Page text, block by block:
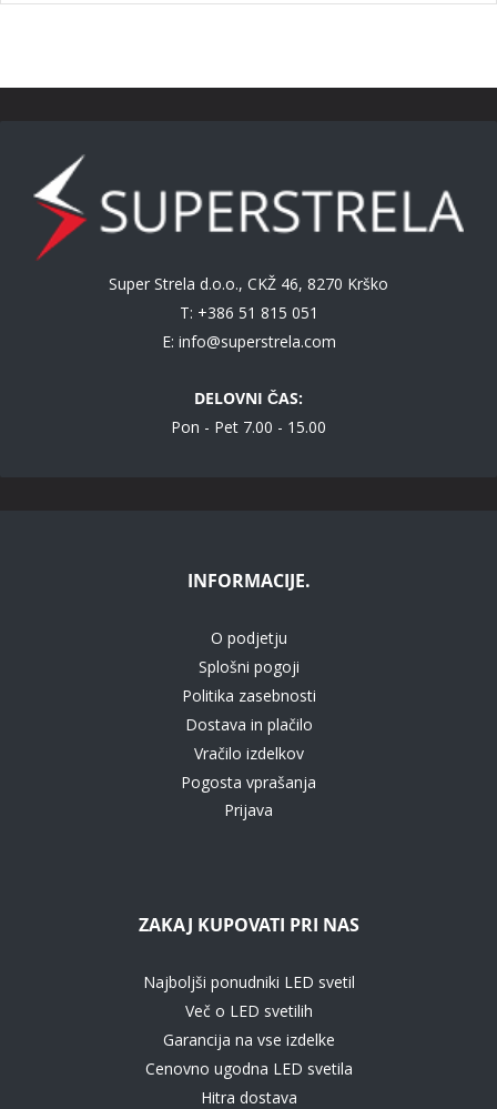
Super Strela d.o.o., CKŽ 46, 8270 Krško
T: +386 51 815 051
E: info@superstrela.com
DELOVNI ČAS:
Pon - Pet 7.00 - 15.00
INFORMACIJE.
O podjetju
Splošni pogoji
Politika zasebnosti
Dostava in plačilo
Vračilo izdelkov
Pogosta vprašanja
Prijava
ZAKAJ KUPOVATI PRI NAS
Najboljši ponudniki LED svetil
Več o LED svetilih
Garancija na vse izdelke
Cenovno ugodna LED svetila
Hitra dostava